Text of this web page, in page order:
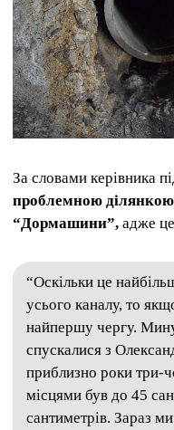
За словами керівника
проблемною
“Дормашини”, адже це
“Оскільки це
усього каналу, то
найпершу чергу.
спускалися з
приблизно роки три-
місцями був до 45
сантиметрів. Зараз